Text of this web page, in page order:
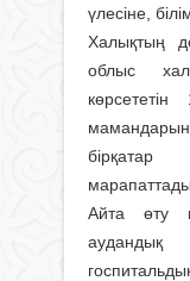
үлесіне,
Халықтың
облыс
марапаттады.
Айта өту
аудандық